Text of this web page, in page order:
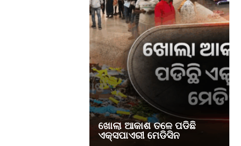
ଖୋଲା ଆକାଶ ତଳେ ପଡିଛି
ଏକ୍ସପାଏରୀ ମେଡିସିନ